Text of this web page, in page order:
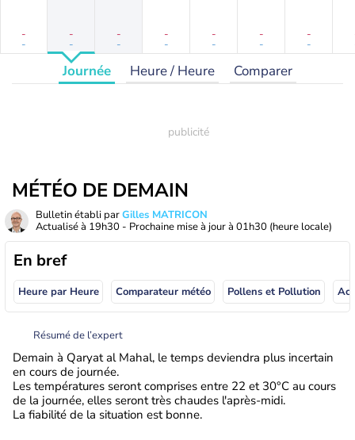
-
-
-
-
-
-
-
-
-
-
-
-
-
-
Journée Heure / Heure Comparer
MÉTÉO DE DEMAIN
Bulletin établi parGilles MATRICON
Actualisé à 19h30 - Prochaine mise à jour à 01h30 (heure locale)
En bref
Heure par Heure Comparateur météo Pollens et Pollution
Résumé de l’expert
Demain à Qaryat al Mahal, le temps deviendra plus incertain
en cours de journée.
Les températures seront comprises entre 22 et 30°C au cours
de la journée, elles seront très chaudes l'après-midi.
La fiabilité de la situation est bonne.